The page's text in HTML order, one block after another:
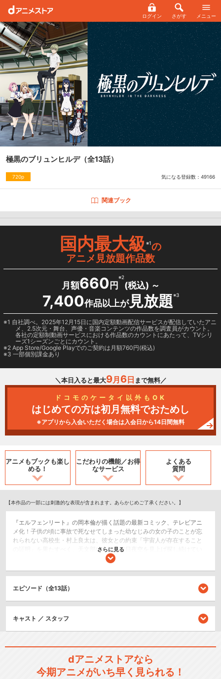
ログイン さがす メニュー
極黒のブリュンヒルデ（全13話）
720p 気になる登録数： 49166
関連ブック
国内最大級※1の
アニメ見放題作品数
月額660 円
※2
(税込) ～
7,400作品以上が見放題※3
1 自社調べ。2025年12月15日に国内定額動画配信サービスが配信していたアニ
メ、2.5次元・舞台、声優・音楽コンテンツの作品数を調査員がカウント。
各社の定額制動画サービスにおける作品数のカウントにあたって、TVシリ
ーズ1シーズンごとにカウント。
2 App Store/Google Playでのご契約は月額760円(税込)
3 一部個別課金あり
＼本日入ると最大9月 6日 まで無料／
ドコモのケータイ以外もOK
はじめての方は初月無料でおためし
※アプリから入会いただく場合は入会日から14日間無料
アニメもブックも楽し
める！
こだわりの機能／お得
なサービス
よくある
質問
【本作品の一部には刺激的な表現が含まれます。あらかじめご了承ください。】
『エルフェンリート』の岡本倫が描く話題の最新コミック、テレビアニ
メ化！子供の頃に事故で死なせてしまった幼なじみの女の子のことが忘
れられない高校生・村上良太は、彼女との約束「宇宙人が存在すること
の証明」を果たすべく、天文部に在籍し毎日夜空を見上げ探し続けてい
た。ある日、良太の前にその幼なじみと瓜二つの転校生・黒羽寧子が現
研究所で手術や薬により肉体を改造され、様々な特殊能力を持つが、鎮
死剤を毎日1錠飲まなければ死んでしまうという。「研究所」から逃げ出
してきたという彼女を回収するため、次々と追跡者が差し向けられる。
迫り来る高位の魔法使い鎮死剤の枯渇、あらゆる死の恐怖が迫る中で彼
さらに見る
閉じる
エピソード（全13話）
キャスト ／ スタッフ
dアニメストアなら
今期アニメがいち早く見られる！